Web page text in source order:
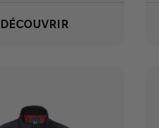
DÉCOUVRIR